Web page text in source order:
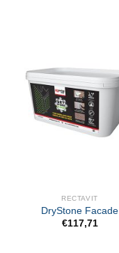
RECTAVIT
DryStone Facade
€117,71